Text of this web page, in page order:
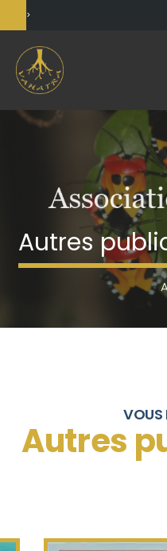
>
Autres
VOUS
Autres